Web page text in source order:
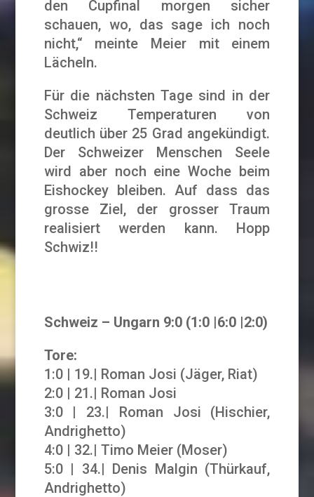
den Cupfinal morgen sicher
schauen, wo, das sage ich noch
nicht,“ meinte Meier mit einem
Lächeln.
Für die nächsten Tage sind in der
Schweiz Temperaturen von
deutlich über 25 Grad angekündigt.
Der Schweizer Menschen Seele
wird aber noch eine Woche beim
Eishockey bleiben. Auf dass das
grosse Ziel, der grosser Traum
realisiert werden kann. Hopp
Schwiz!!
Schweiz – Ungarn 9:0 (1:0 |6:0 |2:0)
Tore:
1:0 | 19.| Roman Josi (Jäger, Riat)
2:0 | 21.| Roman Josi
3:0 | 23.| Roman Josi (Hischier,
Andrighetto)
4:0 | 32.| Timo Meier (Moser)
5:0 | 34.| Denis Malgin (Thürkauf,
Andrighetto)